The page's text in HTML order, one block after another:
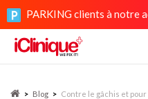
PARKING clients à notre
> Blog > Contre le gâchis et pour